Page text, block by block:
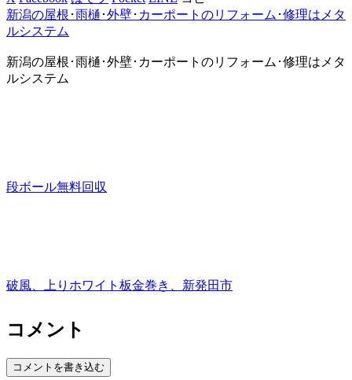
新潟の屋根･雨樋･外壁･カーポートのリフォーム･修理はメタ
ルシステム
新潟の屋根･雨樋･外壁･カーポートのリフォーム･修理はメタ
ルシステム
段ボール無料回収
破風、上りホワイト板金巻き、新発田市
コメント
コメントを書き込む